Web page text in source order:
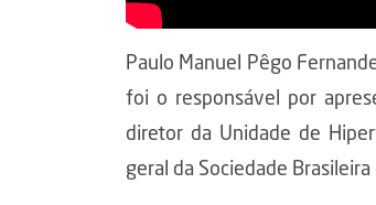
Paulo Manuel Pêgo
foi o responsável por
diretor da Unidade de
geral da Sociedade